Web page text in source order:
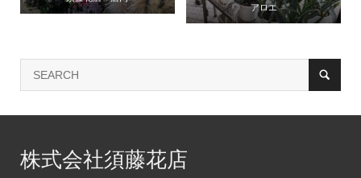
アロエ
株式会社須藤花店